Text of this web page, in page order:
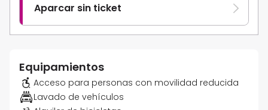
Aparcar sin ticket
Equipamientos
Acceso para personas con movilidad reducida
Lavado de vehículos